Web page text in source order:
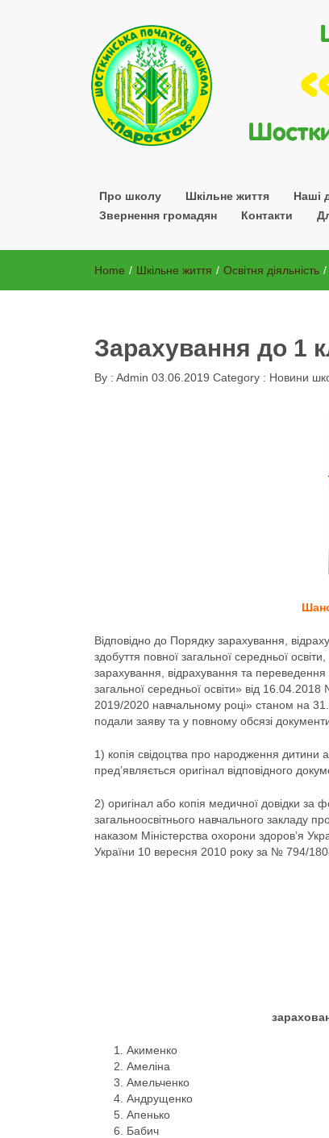
Про школу Шкільне життя Наші
Звернення громадян
Контакти
Home / Шкільне життя / Освітня діяльність /
Зарахування до 1
By : Admin 03.06.2019 Category : Новини
Відповідно до Порядку зарахування,
здобуття повної загальної середньої
зарахування, відрахування та переведення
загальної середньої освіти» від
2019/2020 навчальному році» станом на
подали заяву та у повному обсязі
1) копія свідоцтва про народження дитини
пред’являється оригінал відповідного
2) оригінал або копія медичної довідки за
загальноосвітнього навчального закладу
наказом Міністерства охорони здоров’я
України 10 вересня 2010 року за № 794/
Акименко
Амеліна
Амельченко
Андрущенко
Апенько
Бабич